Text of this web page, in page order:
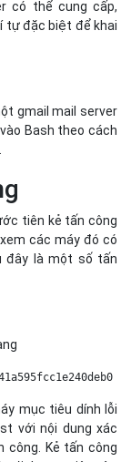
có thể cung cấp,
tự đặc biệt để khai
gmail mail server
Bash theo cách
tiên kẻ tấn công
các máy đó có
đây là một số tấn
mục tiêu dính lỗi
với nội dung xác
Kẻ tấn công